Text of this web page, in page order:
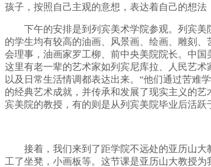
孩子，按照自己主观的意想，表达着自己的想法
下午的安排是到列宾美术学院参观。列宾
的学生均有较高的油画、风景画、绘画、雕刻
会理事，油画家罗工柳、前中央美院院长。中
这里有老一辈的艺术家如列宾尼库拉、人民艺
以及日常生活情调都表达出来。“他们通过苦难
的经典艺术成就，并传承和发展了现实主义的
宾美院的教授，有的则是从列宾美院毕业后活
接着，我们来到了距学院不远处的亚历山
工了坐凳，小画板等。这节课是亚历山大教授